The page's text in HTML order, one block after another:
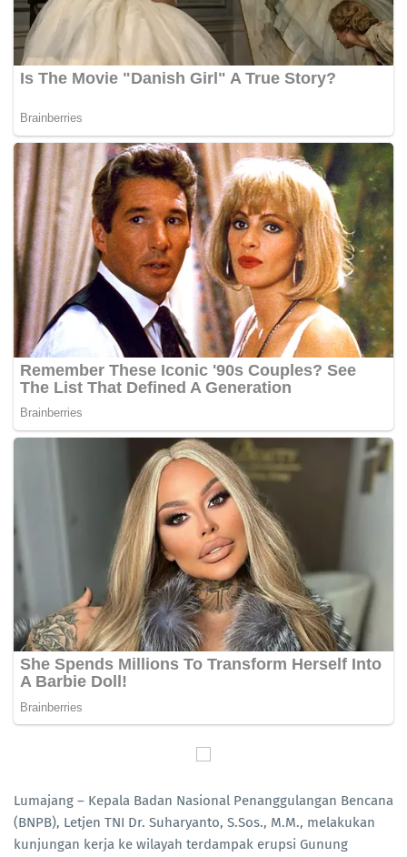
Lumajang – Kepala Badan Nasional Penanggulangan Bencana
(BNPB), Letjen TNI Dr. Suharyanto, S.Sos., M.M., melakukan
kunjungan kerja ke wilayah terdampak erupsi Gunung